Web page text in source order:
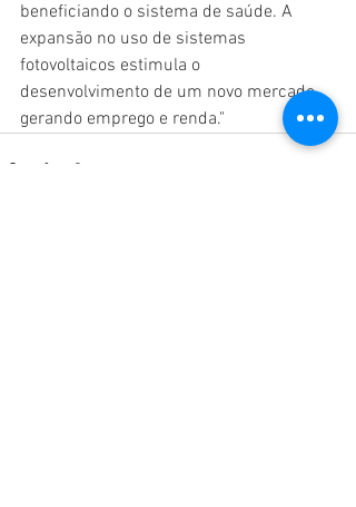
beneficiando o sistema de saúde. A
expansão no uso de sistemas
fotovoltaicos estimula o
desenvolvimento de um novo mercado
gerando emprego e renda."